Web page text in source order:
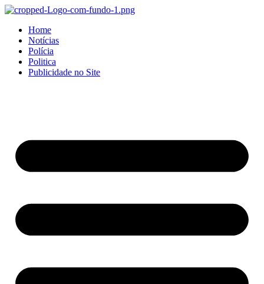
Home
Notícias
Polícia
Politica
Publicidade no Site